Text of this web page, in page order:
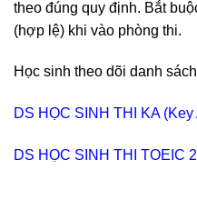
theo đúng quy định. Bắt
(hợp lệ) khi vào phòng thi.
Học sinh theo dõi danh
DS HỌC SINH THI KA
DS HỌC SINH THI TOEIC